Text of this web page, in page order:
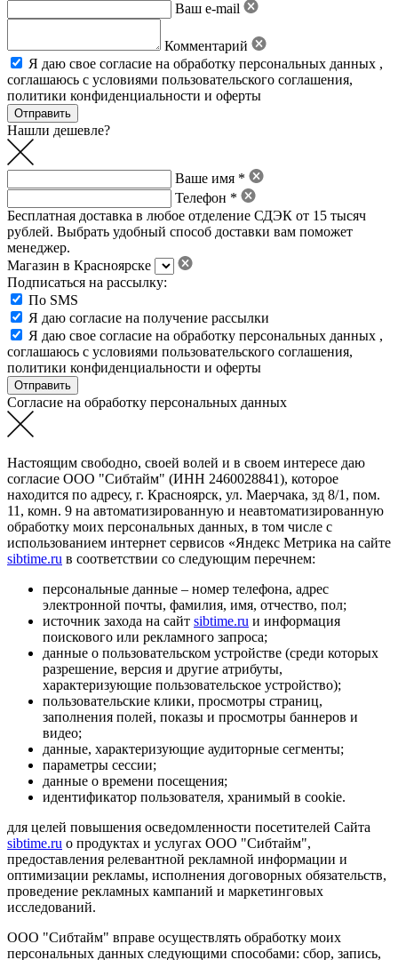
Ваш e-mail
Комментарий
Я даю свое согласие на обработку персональных данных ,
соглашаюсь с условиями пользовательского соглашения,
политики конфиденциальности и оферты
Нашли дешевле?
Ваше имя *
Телефон *
Бесплатная доставка в любое отделение СДЭК от 15 тысяч
рублей. Выбрать удобный способ доставки вам поможет
менеджер.
Магазин в Красноярске
Подписаться на рассылку:
По SMS
Я даю согласие на получение рассылки
Я даю свое согласие на обработку персональных данных ,
соглашаюсь с условиями пользовательского соглашения,
политики конфиденциальности и оферты
Согласие на обработку персональных данных
Настоящим свободно, своей волей и в своем интересе даю
согласие ООО "Сибтайм" (ИНН 2460028841), которое
находится по адресу, г. Красноярск, ул. Маерчака, зд 8/1, пом.
11, комн. 9 на автоматизированную и неавтоматизированную
обработку моих персональных данных, в том числе с
использованием интернет сервисов «Яндекс Метрика на сайте
sibtime.ru в соответствии со следующим перечнем:
персональные данные – номер телефона, адрес
электронной почты, фамилия, имя, отчество, пол;
источник захода на сайт sibtime.ru и информация
поискового или рекламного запроса;
данные о пользовательском устройстве (среди которых
разрешение, версия и другие атрибуты,
характеризующие пользовательское устройство);
пользовательские клики, просмотры страниц,
заполнения полей, показы и просмотры баннеров и
видео;
данные, характеризующие аудиторные сегменты;
параметры сессии;
данные о времени посещения;
идентификатор пользователя, хранимый в cookie.
для целей повышения осведомленности посетителей Сайта
sibtime.ru о продуктах и услугах ООО "Сибтайм",
предоставления релевантной рекламной информации и
оптимизации рекламы, исполнения договорных обязательств,
проведение рекламных кампаний и маркетинговых
исследований.
ООО "Сибтайм" вправе осуществлять обработку моих
персональных данных следующими способами: сбор, запись,